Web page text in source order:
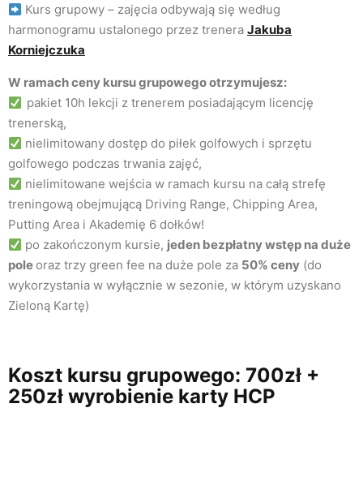
Kurs grupowy – zajęcia odbywają się według
harmonogramu ustalonego przez trenera Jakuba
Korniejczuka
W ramach ceny kursu grupowego otrzymujesz:
pakiet 10h lekcji z trenerem posiadającym licencję
trenerską,
nielimitowany dostęp do piłek golfowych i sprzętu
golfowego podczas trwania zajęć,
nielimitowane wejścia w ramach kursu na całą strefę
treningową obejmującą Driving Range, Chipping Area,
Putting Area i Akademię 6 dołków!
po zakończonym kursie, jeden bezpłatny wstęp na duże
pole oraz trzy green fee na duże pole za 50% ceny (do
wykorzystania w wyłącznie w sezonie, w którym uzyskano
Zieloną Kartę)
Koszt kursu grupowego: 700zł +
250zł wyrobienie karty HCP